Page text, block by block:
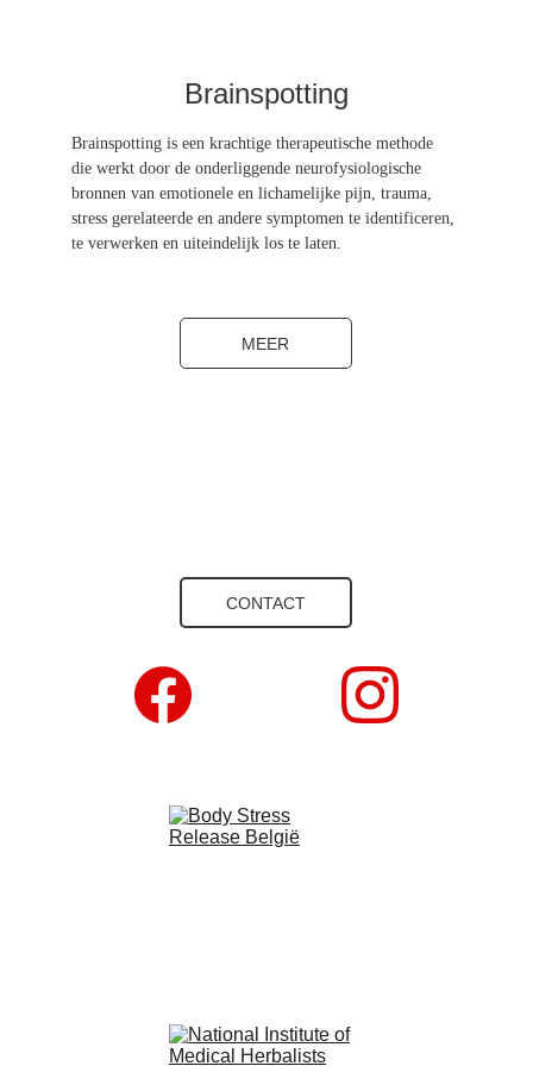
Brainspotting is een krachtige therapeutische methode
die werkt door de onderliggende neurofysiologische
bronnen van emotionele en lichamelijke pijn, trauma,
stress gerelateerde en andere symptomen te identificeren,
te verwerken en uiteindelijk los te laten.
MEER
Brainspotting
CONTACT